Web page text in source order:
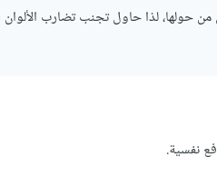
حولها، لذا حاول تجنب تضارب
نفسية.